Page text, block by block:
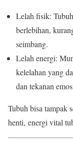
Lelah fisik:
berlebihan,
seimbang.
Lelah energi:
kelelahan yang
dan tekanan
Tubuh bisa tampak
henti, energi vital